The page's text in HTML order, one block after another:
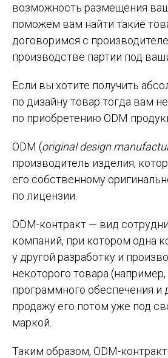
возможность размещения
поможем вам найти такие
договоримся с
производстве партии под
Если вы хотите получить
по дизайну товар тогда вам
по приобретению ODM
ODM (original design
производитель изделия,
его собственному
по лицензии.
ODM-контракт — вид
компаний, при котором одна
у другой разработку и
некоторого товара (например,
программного обеспечения и
продажу его потом уже под
маркой.
Таким образом, ODM-